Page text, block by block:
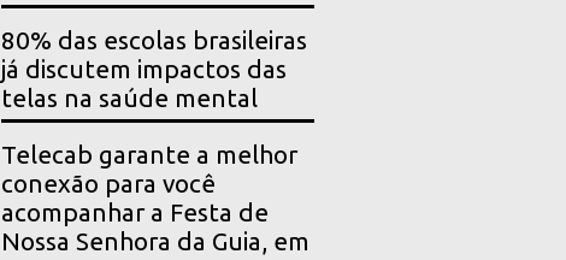
80% das escolas brasileiras
já discutem impactos das
telas na saúde mental
Telecab garante a melhor
conexão para você
acompanhar a Festa de
Nossa Senhora da Guia, em